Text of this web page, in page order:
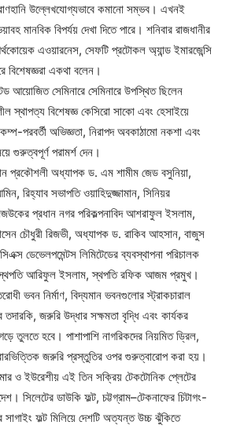
উল্লেখযোগ্যভাবে কমানো সম্ভব। এখনই
মানবিক বিপর্যয় দেখা দিতে পারে। শনিবার রাজধানীর
এওয়ারনেস, সেফটি প্রটোকল অ্যান্ড ইমারজেন্সি
বিশেষজ্ঞরা একথা বলেন।
আয়োজিত সেমিনারে সেমিনারে উপস্থিত ছিলেন
স্থাপত্য বিশেষজ্ঞ কেসিরো সাকো এবং হেসাইয়ে
পরবর্তী অভিজ্ঞতা, নিরাপদ অবকাঠামো নকশা এবং
গুরুত্বপূর্ণ পরামর্শ দেন।
প্রকৌশলী অধ্যাপক ড. এম শামীম জেড বসুনিয়া,
রিহ্যাব সভাপতি ওয়াহিদুজ্জামান, সিনিয়র
প্রধান নগর পরিকল্পনাবিদ আশরাফুল ইসলাম,
চৌধুরী রিজভী, অধ্যাপক ড. রাকিব আহসান, বাজুস
ডেভেলপমেন্টস লিমিটেডের ব্যবস্থাপনা পরিচালক
আরিফুল ইসলাম, স্থপতি রফিক আজম প্রমুখ।
ভবন নির্মাণ, বিদ্যমান ভবনগুলোর স্ট্রাকচারাল
জরুরি উদ্ধার সক্ষমতা বৃদ্ধি এবং কার্যকর
তুলতে হবে। পাশাপাশি নাগরিকদের নিয়মিত ড্রিল,
জরুরি প্রস্তুতির ওপর গুরুত্বারোপ করা হয়।
ও ইউরেশীয় এই তিন সক্রিয় টেকটোনিক প্লেটের
সিলেটের ডাউকি ফল্ট, চট্টগ্রাম–টেকনাফের চিটাগং-
সাগাইং ফল্ট মিলিয়ে দেশটি অত্যন্ত উচ্চ ঝুঁকিতে